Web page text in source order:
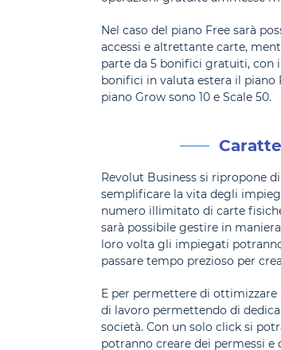
Nel caso del piano Free sarà
accessi e altrettante carte,
parte da 5 bonifici gratuiti, con
bonifici in valuta estera il piano
piano Grow sono 10 e Scale 50.
Revolut Business si ripropone
semplificare la vita degli
numero illimitato di carte
sarà possibile gestire in
loro volta gli impiegati
passare tempo prezioso per
E per permettere di
di lavoro permettendo di
società. Con un solo click si
potranno creare dei permessi e